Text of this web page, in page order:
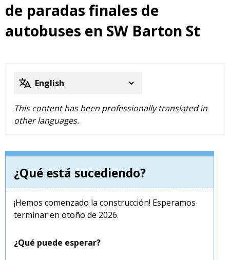
de paradas finales de
autobuses en SW Barton St
This content has been professionally translated in
other languages.
¿Qué está sucediendo?
¡Hemos comenzado la construcción! Esperamos
terminar en otoño de 2026.
¿Qué puede esperar?